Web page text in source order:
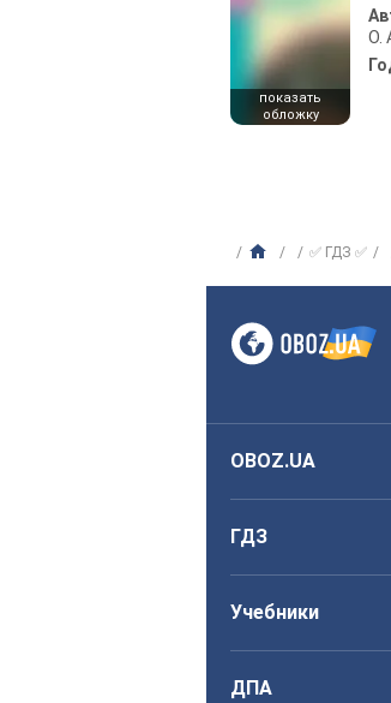
показать
обложку
О.
✅ ГДЗ ✅
OBOZ.UA
ГДЗ
Учебники
ДПА